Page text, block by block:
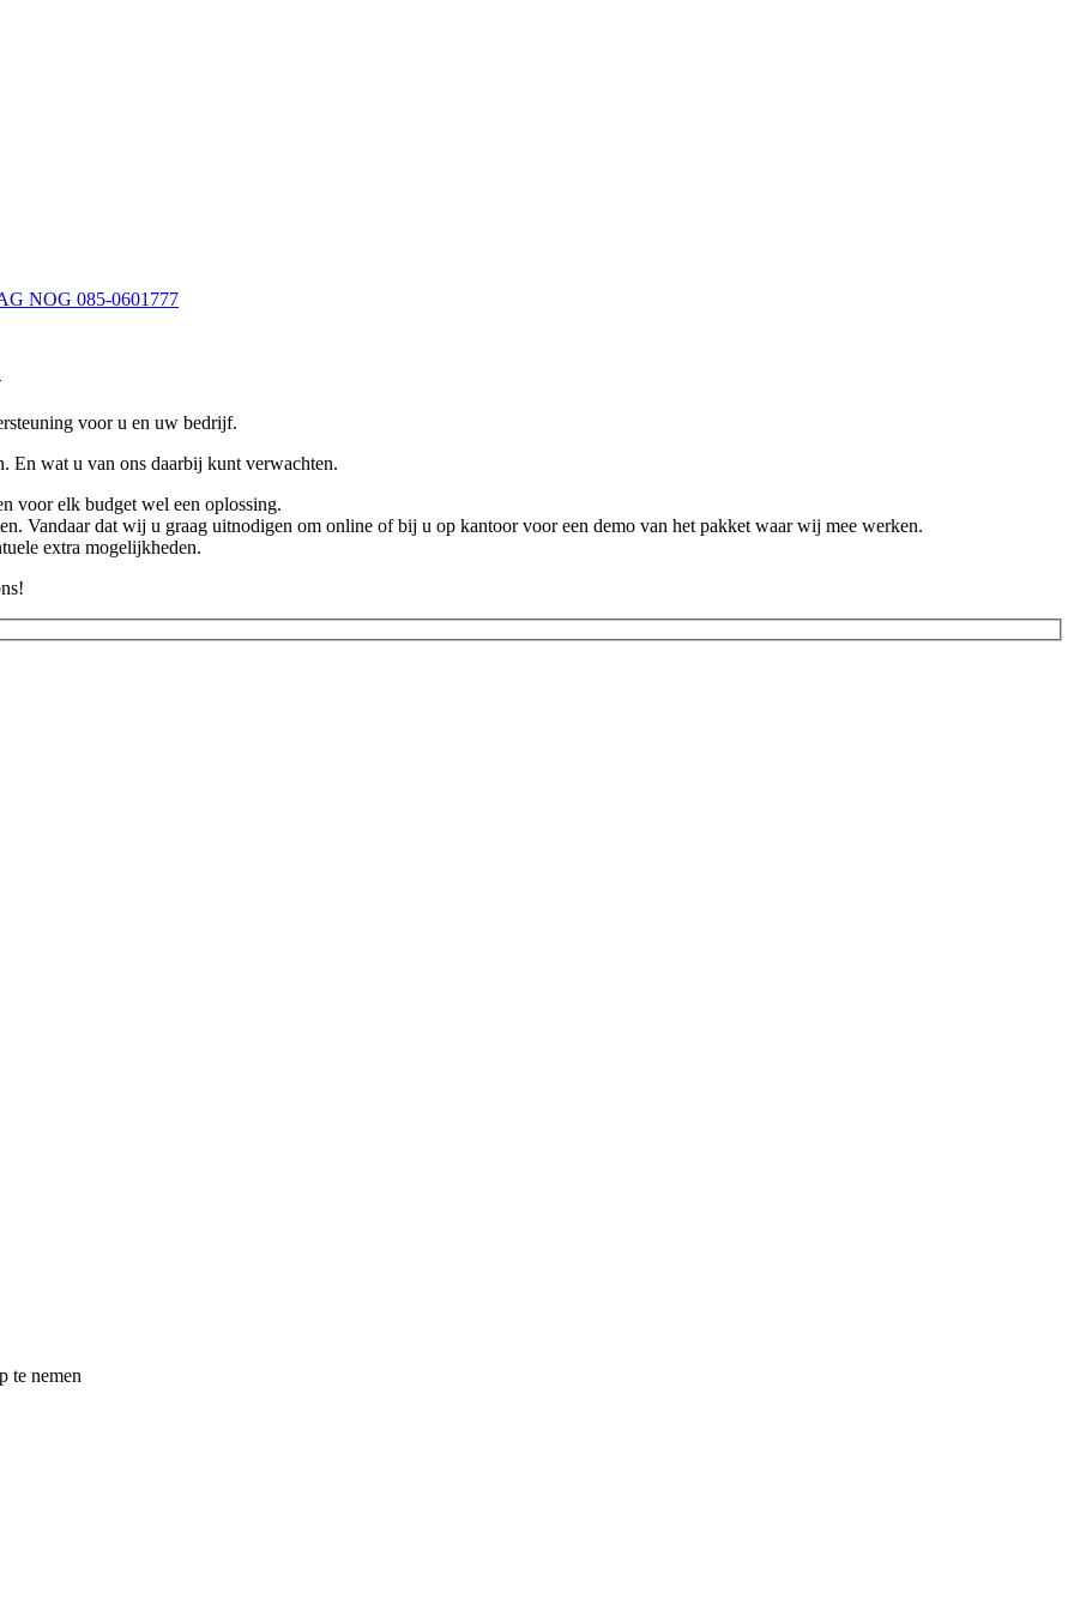
NOG 085-0601777
voor u en uw bedrijf.
En wat u van ons daarbij kunt verwachten.
voor elk budget wel een oplossing.
Vandaar dat wij u graag uitnodigen om online of bij u op kantoor voor een demo van het pakket waar wij mee werken.
extra mogelijkheden.
te nemen